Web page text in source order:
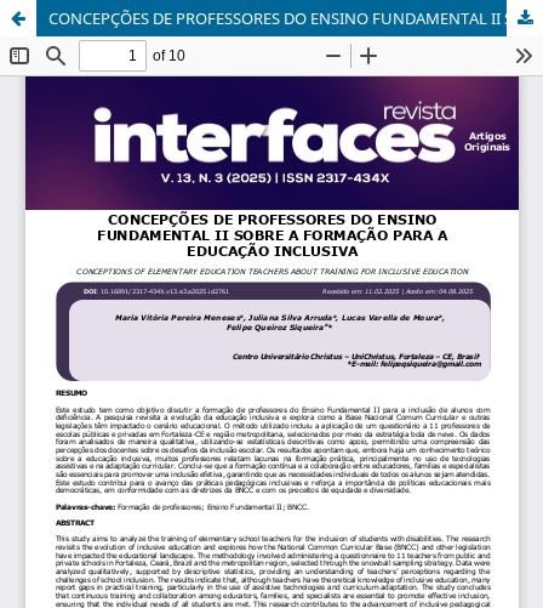
CONCEPÇÕES DE PROFESSORES DO ENSINO FUNDAMENTAL II SOBRE A FORMAÇÃO PARA A EDUCAÇÃO INCLUSIVA